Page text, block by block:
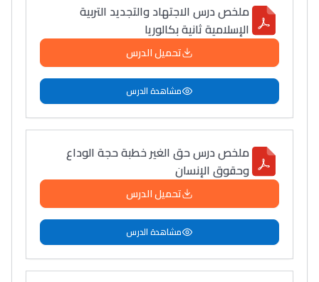
ملخص درس الاجتهاد والتجديد التربية
الإسلامية ثانية بكالوريا
تحميل الدرس
مشاهدة الدرس
ملخص درس حق الغير خطبة حجة الوداع
وحقوق الإنسان
تحميل الدرس
مشاهدة الدرس